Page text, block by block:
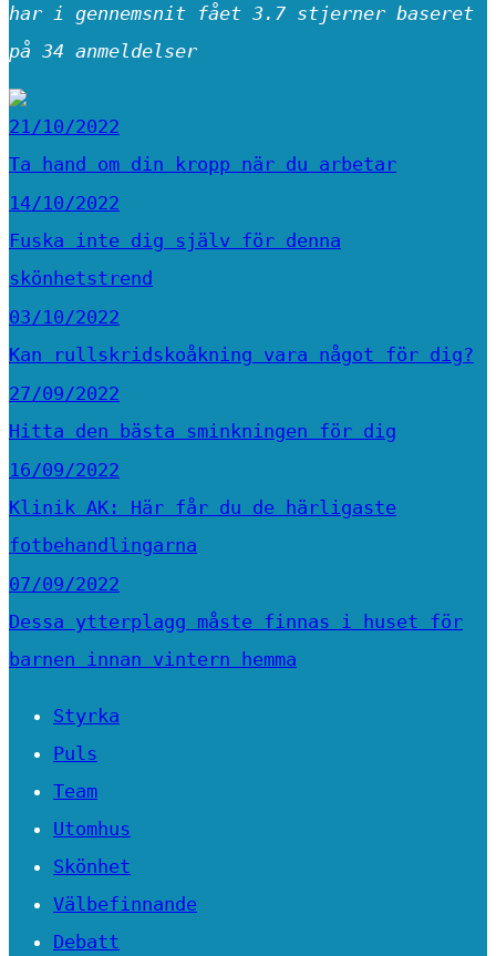
har i gennemsnit fået 3.7 stjerner baseret
på 34 anmeldelser
21/10/2022
Ta hand om din kropp när du arbetar
14/10/2022
Fuska inte dig själv för denna
skönhetstrend
03/10/2022
Kan rullskridskoåkning vara något för dig?
27/09/2022
Hitta den bästa sminkningen för dig
16/09/2022
Klinik AK: Här får du de härligaste
fotbehandlingarna
07/09/2022
Dessa ytterplagg måste finnas i huset för
barnen innan vintern hemma
Styrka
Puls
Team
Utomhus
Skönhet
Välbefinnande
Debatt